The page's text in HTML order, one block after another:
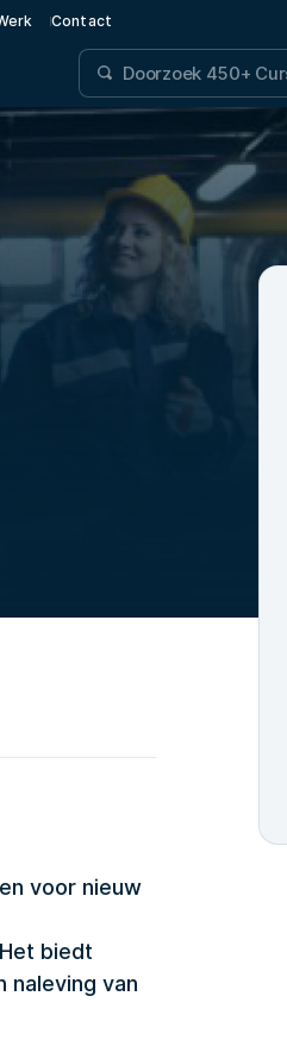
Contact
voor nieuw
biedt
naleving van